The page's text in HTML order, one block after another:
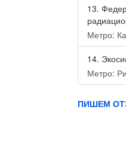
13.
Метро:
14.
Метро:
ПИШЕМ